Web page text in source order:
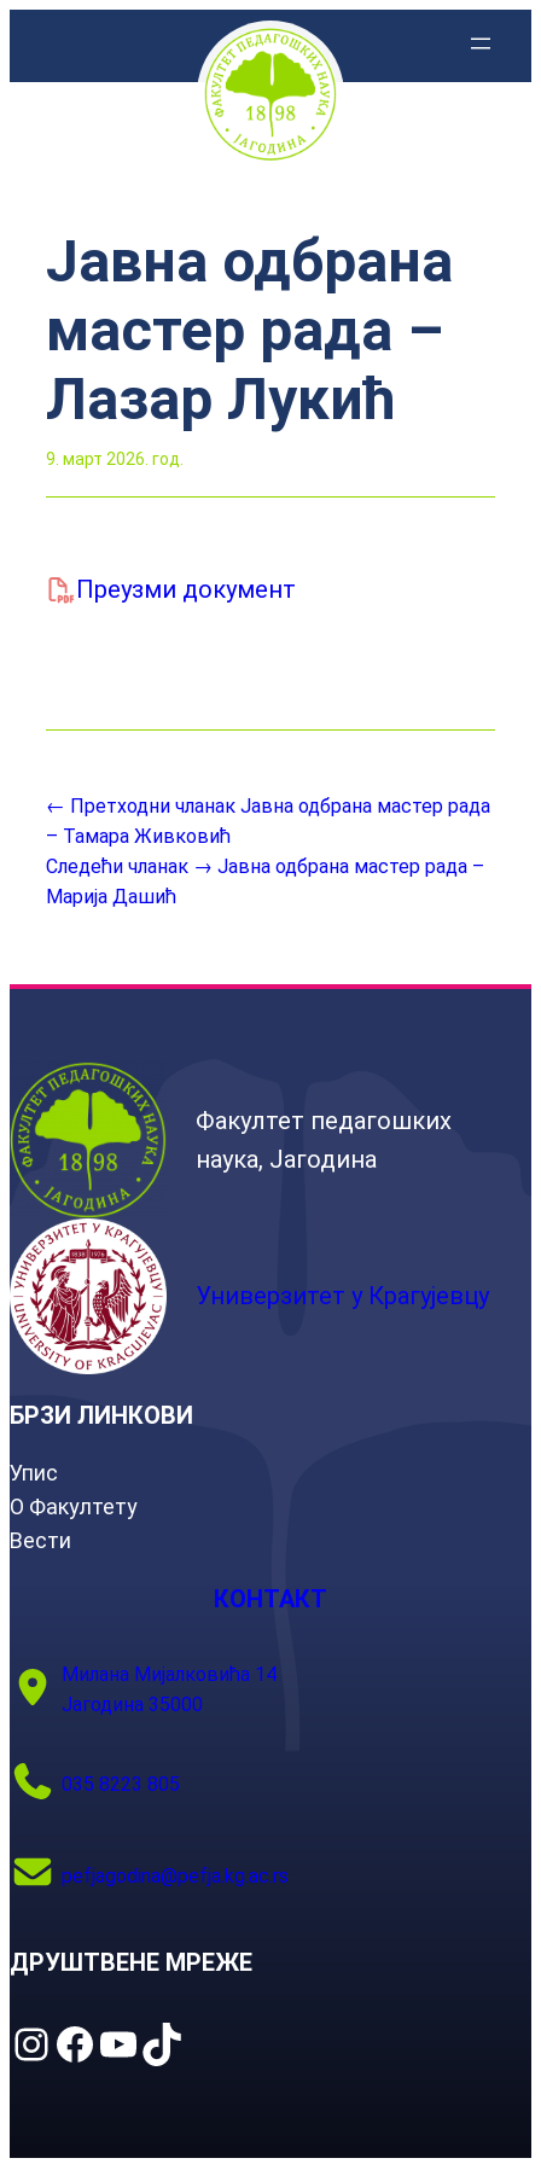
Јавна одбрана
мастер рада –
Лазар Лукић
9. март 2026. год.
Преузми документ
← Претходни чланак Јавна одбрана мастер рада
– Тамара Живковић
Следећи чланак → Јавна одбрана мастер рада –
Марија Дашић
Факултет педагошких
наука, Јагодина
Универзитет у Крагујевцу
БРЗИ ЛИНКОВИ
Упис
О Факултету
Вести
КОНТАКТ
Милана Мијалковића 14
Јагодина 35000
035 8223 805
pefjagodina@pefja.kg.ac.rs
ДРУШТВЕНЕ МРЕЖЕ
Instagram Facebook YouTube TikTok